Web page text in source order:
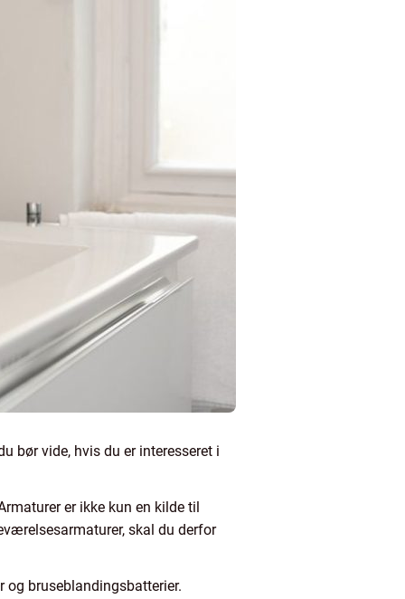
bør vide, hvis du er interesseret i
er ikke kun en kilde til
skal du derfor
og bruseblandingsbatterier.